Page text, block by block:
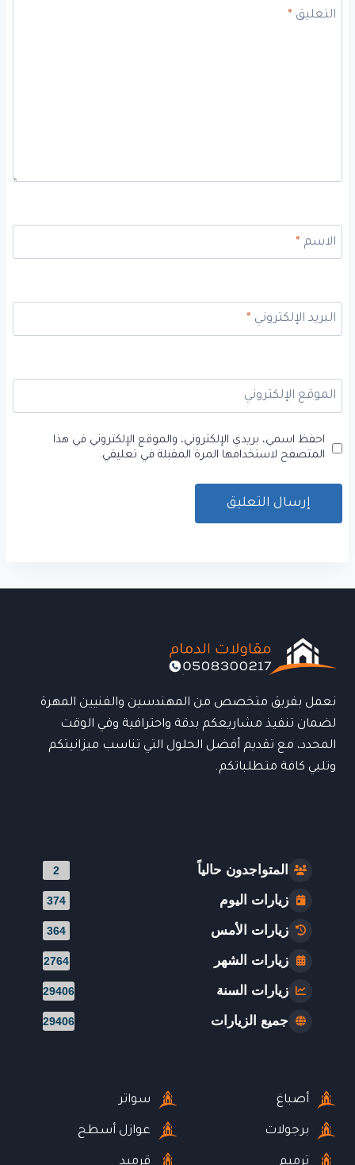
التعليق*
الاسم*
البريد الإلكتروني *
الموقع الإلكتروني
احفظ اسمي، بريدي الإلكتروني، والموقع الإلكتروني في هذا
المتصفح لاستخدامها المرة المقبلة في تعليقي.
نعمل بفريق متخصص من المهندسين والفنيين المهرة
لضمان تنفيذ مشاريعكم بدقة واحترافية وفي الوقت
المحدد، مع تقديم أفضل الحلول التي تناسب ميزانيتكم
وتلبي كافة متطلباتكم.
المتواجدون حالياً 2
زيارات اليوم 374
زيارات الأمس 364
زيارات الشهر 2764
زيارات السنة 29406
جميع الزيارات 29406
أصباغ
برجولات
ترميم
سواتر
عوازل أسطح
قرميد